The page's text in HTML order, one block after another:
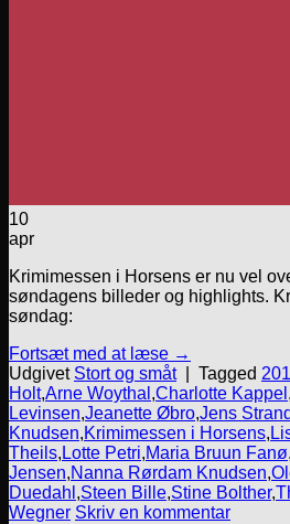
10
apr
Krimimessen i Horsens er nu vel
søndagens billeder og highlights.
søndag:
Fortsæt med at læse →
Udgivet Stort og småt Tagged
Holt,Arne Woythal ,Charlotte Kappel ,
Levinsen,Jeanette Øbro,Jens
Knudsen,Krimimessen i Horsens,
Theils, Lotte Petri,Maria Bruun Fanø,
Jensen,Nanna Rørdam Knudsen,
Duedahl ,Steen Bille,Stine Bolther,
Wegner Skriv en kommentar